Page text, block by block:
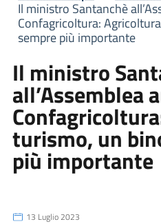
Il ministro Santanchè
Confagricoltura:
sempre più importante
Il ministro
all’Assemblea
turismo, un
più importante
13 Luglio 2023